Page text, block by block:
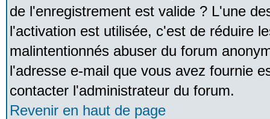
de l'enregistrement est valide ? L'une
l'activation est utilisée, c'est de réduire
malintentionnés abuser du forum
l'adresse e-mail que vous avez fournie
contacter l'administrateur du forum.
Revenir en haut de page